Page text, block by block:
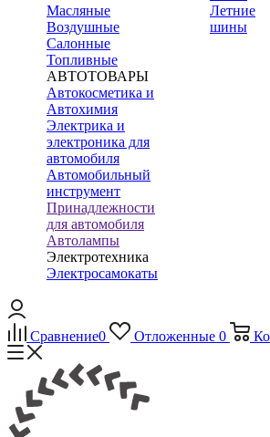
Масляные
Воздушные
Салонные
Топливные
АВТОТОВАРЫ
Автокосметика и
Автохимия
Электрика и
электроника для
автомобиля
Автомобильный
инструмент
Принадлежности
для автомобиля
Автолампы
Электротехника
Электросамокаты
Летние
шины
Сравнение0 Отложенные 0